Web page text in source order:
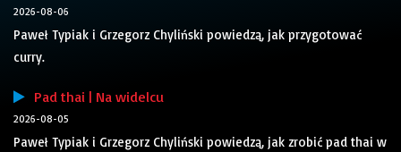
2026-08-06
Paweł Typiak i Grzegorz Chyliński powiedzą, jak przygotować
curry.
Pad thai | Na widelcu
2026-08-05
Paweł Typiak i Grzegorz Chyliński powiedzą, jak zrobić pad thai w